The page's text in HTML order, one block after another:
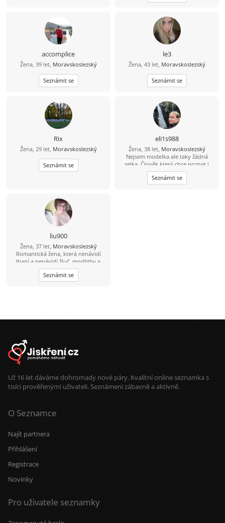
accomplice
Žena, 39 let, Moravskoslezský
Seznámit se
le3
Žena, 43 let, Moravskoslezský
Seznámit se
Rix
Žena, 29 let, Moravskoslezský
Seznámit se
eli1s988
Žena, 38 let, Moravskoslezský
Nejsem modelka ale taky žádná
selka. Člověk který chce poznat i
něco jiného nebo pravého:)
Seznámit se
liu900
Žena, 37 let, Moravskoslezský
Romantická žena, která nenávidí
lhaní a nenávidí žluč, modlitby a
strach z Boha, tichá a láskyplná,
hledá stabilitu a šťastný život.
Seznámit se
Už 16 let dáváme dohromady nové páry. Kvalitní online seznamka s
tisíci prověřenými uživateli. Seznámení zábavně a aktivně.
O Seznamce
Najít partnera
Přihlášení
Registrace
Novinky
Pro uživatele seznamky